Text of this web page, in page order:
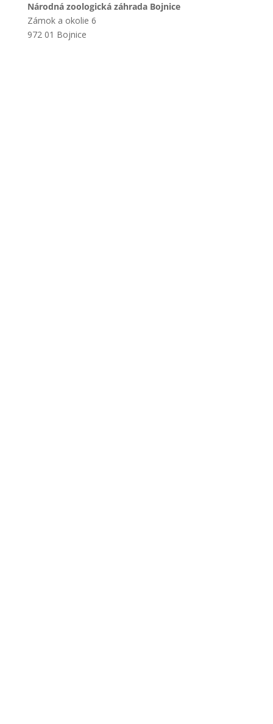
Národná zoologická záhrada Bojnice
Zámok a okolie 6
972 01 Bojnice